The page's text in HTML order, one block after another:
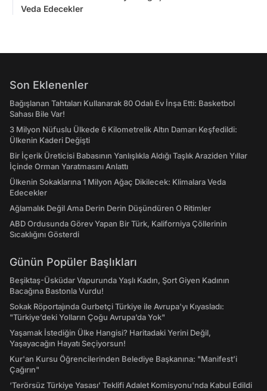
Veda Edecekler
Son Eklenenler
Bağışlanan Tahtaları Kullanarak 80 Odalı Ev İnşa Etti: Basketbol
Sahası Bile Var!
3 Milyon Nüfuslu Ülkede 6 Kilometrelik Altın Damarı Keşfedildi:
Ülkenin Kaderi Değişti
Bir İçerik Üreticisi Babasının Yanlışlıkla Aldığı Taşlık Araziden Yıllar
İçinde Orman Yaratmasını Anlattı
Ülkenin Sokaklarına 1 Milyon Ağaç Dikilecek: Klimalara Veda
Edecekler
Ağlamalık Değil Ama Derin Derin Düşündüren O Ritimler
ABD Ordusunda Görev Yapan Bir Türk, Kaliforniya Çöllerinin
Sıcaklığını Gösterdi
Günün Popüler Başlıkları
Beşiktaş-Üsküdar Vapurunda Yaşlı Kadın, Şort Giyen Kadının
Bacağına Bastonla Vurdu!
Sokak Röportajında Gurbetçi Türkiye ile Avrupa'yı Kıyasladı:
"Türkiye’deki Yolların Çoğu Avrupa’da Yok"
Yaşamak İstediğin Ülke Hangisi? Haritadaki Yerini Değil,
Yaşayacağın Hayatı Seçiyorsun!
Kur'an Kursu Öğrencilerinden Belediye Başkanına: "Manifest’i
Çağırın"
‘Terörsüz Türkiye Yasası’ Teklifi Adalet Komisyonu'nda Kabul Edildi